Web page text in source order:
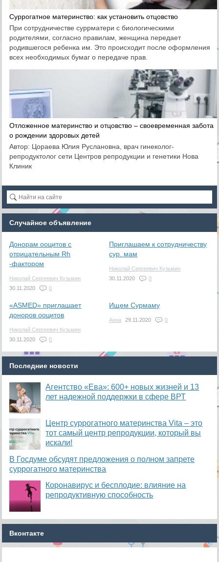
Суррогатное материнство: как установить отцовство
При сотрудничестве суррматери с биологическими
родителями, согласно правилам, женщина передает
родившегося ребенка им. Это происходит после оформления
всех необходимых бумаг о передаче прав.
Отложенное материнство и отцовство – своевременная забота
о рождении здоровых детей
Автор: Цораева Юлия Руслановна, врач гинеколог-
репродуктолог сети Центров репродукции и генетики Нова
Клиник
Случайное объявление
Донорам ооцитов с
отрицательным Rh
-фактором
Николай Сергеевич Кузьмин
30.11.2020
0
Приглашаем к сотрудничеству
сур. мам
Николай Сергеевич Кузьмин
30.11.2020
0
«ASMED» приглашает
доноров ооцитов
Николай Сергеевич Кузьмин
30.11.2020
0
Ищем Сурмаму
Анна 29.11.2020 0
Последние новости
Агентство «Ева»: 600+ новых жизней и 13
лет надежной поддержки в сфере ВРТ
​Центр суррогатного материнства Vita – это
тот самый центр репродукции, который вы
искали!
В Госдуме обсудят предложения о полном запрете
суррогатного материнства
Коронавирус и бесплодие: влияние на
репродуктивную способность
Вконтакте